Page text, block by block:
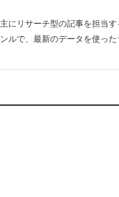
にリサーチ型の記事を担当
ルで、最新のデータを使っ